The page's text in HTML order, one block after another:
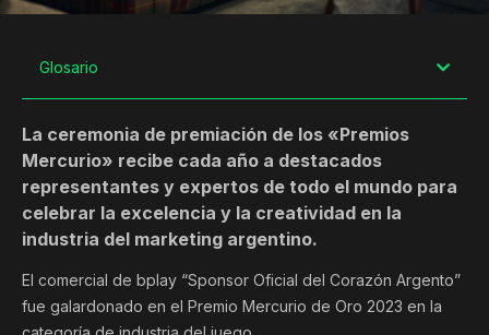
Glosario
La ceremonia de premiación de los «Premios
Mercurio» recibe cada año a destacados
representantes y expertos de todo el mundo para
celebrar la excelencia y la creatividad en la
industria del marketing argentino.
El comercial de bplay “Sponsor Oficial del Corazón Argento”
fue galardonado en el Premio Mercurio de Oro 2023 en la